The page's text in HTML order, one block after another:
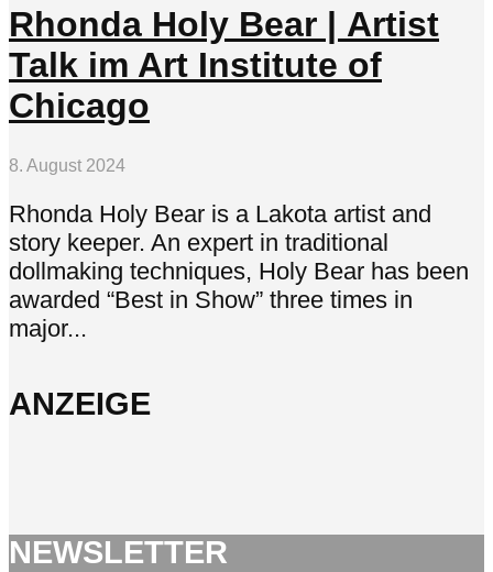
Rhonda Holy Bear | Artist
Talk im Art Institute of
Chicago
8. August 2024
Rhonda Holy Bear is a Lakota artist and
story keeper. An expert in traditional
dollmaking techniques, Holy Bear has been
awarded “Best in Show” three times in
major...
ANZEIGE
NEWSLETTER